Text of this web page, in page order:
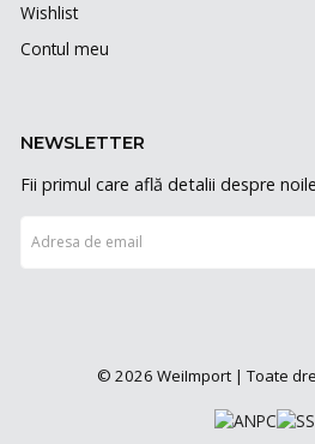
Wishlist
Contul meu
NEWSLETTER
Fii primul care află detalii despre
© 2026 WeiImport | Toate